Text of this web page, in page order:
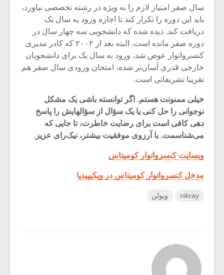
سال صفر امتیاز لازم را به ویژه در رشته تخصصی نیاورد،
باید این دوره را تکرار کند تا اجازه ورود به سال یک
دریافت کند. دیده شده که دانشجویی سه چهار سال در
دوره صفر مانده است. البته بعد از ۲۰۰۲ که کادر مدیری
کنسرواتوار عوض شد، ورود به سال یک برای دانشجویان
خارجی قدری آسان‌تر شده، امتحان ورودی سال صفر هم
تقریبا تشریفاتی است.
خیلی ممنونت هستم. اگر توانسته باشی یک مشکل
نوجوانی را حل کنی یا یک سؤال از سؤالهایش را پاسخ
دهی کافی است برای رضایت خاطرت، تا جایی که
می‌شناسمت. با آرزوی موفقیت بیشتر، نیک‌رای عزیز.
وبسایت کنسرواتوار کومیتاس
مدخل کنسرواتوار کومیتاس در ویکیپیدیا
nikray ویولن